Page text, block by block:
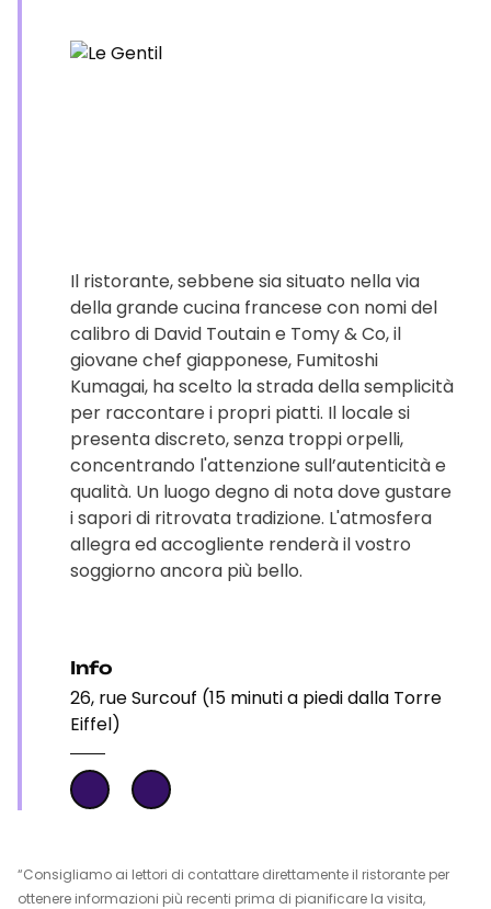
Il ristorante, sebbene sia situato nella via
della grande cucina francese con nomi del
calibro di David Toutain e Tomy & Co, il
giovane chef giapponese, Fumitoshi
Kumagai, ha scelto la strada della semplicità
per raccontare i propri piatti. Il locale si
presenta discreto, senza troppi orpelli,
concentrando l'attenzione sull’autenticità e
qualità. Un luogo degno di nota dove gustare
i sapori di ritrovata tradizione. L'atmosfera
allegra ed accogliente renderà il vostro
soggiorno ancora più bello.
Info
26, rue Surcouf (15 minuti a piedi dalla Torre
Eiffel)
“Consigliamo ai lettori di contattare direttamente il ristorante per
ottenere informazioni più recenti prima di pianificare la visita,